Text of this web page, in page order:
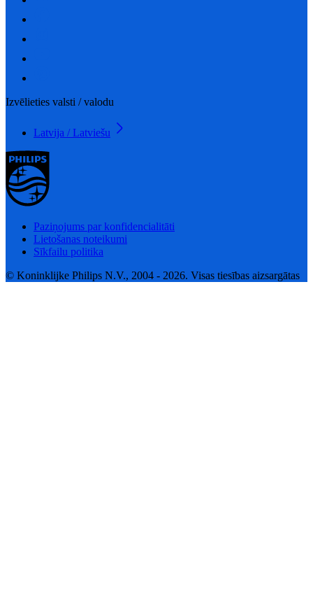
Izvēlieties valsti / valodu
Latvija / Latviešu
Paziņojums par konfidencialitāti
Lietošanas noteikumi
Sīkfailu politika
© Koninklijke Philips N.V., 2004 - 2026. Visas tiesības aizsargātas